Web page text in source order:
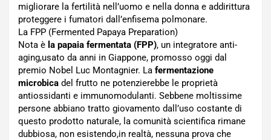
migliorare la fertilità nell’uomo e nella donna e addirittura
proteggere i fumatori dall’enfisema polmonare.
La FPP (Fermented Papaya Preparation)
Nota è la papaia fermentata (FPP), un integratore anti-
aging,usato da anni in Giappone, promosso oggi dal
premio Nobel Luc Montagnier. La fermentazione
microbica del frutto ne potenzierebbe le proprietà
antiossidanti e immunomodulanti. Sebbene moltissime
persone abbiano tratto giovamento dall’uso costante di
questo prodotto naturale, la comunità scientifica rimane
dubbiosa, non esistendo,in realtà, nessuna prova che